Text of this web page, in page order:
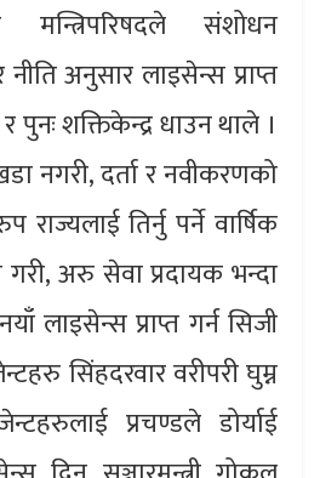
संशोधन
नीति अनुसार लाइसेन्स प्राप्त
पुनः शक्तिकेन्द्र धाउन थाले ।
नगरी, दर्ता र नवीकरणको
राज्यलाई तिर्नु पर्ने वार्षिक
गरी, अरु सेवा प्रदायक भन्दा
लाइसेन्स प्राप्त गर्न सिजी
सिंहदरवार वरीपरी घुम्न
प्रचण्डले डोर्याई